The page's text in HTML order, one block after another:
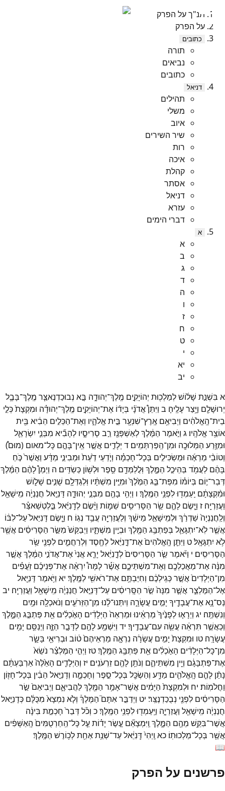
תנ"ך על הפרק
על הפרק
כתובים
תורה
נביאים
כתובים
דניאל
תהילים
משלי
איוב
שיר השירים
רות
איכה
קהלת
אסתר
דניאל
עזרא
דברי הימים
א
א
ב
ג
ד
ה
ו
ז
ח
ט
י
יא
יב
א בִּשְׁנַ֣ת שָׁל֔וֹשׁלְמַלְכ֖וּת יְהוֹיָקִ֣ים מֶֽלֶךְ־יְהוּדָ֑ה בָּ֣א נְבוּכַדְנֶאצַּ֧ר מֶֽלֶךְ־בָּבֶ֛ל
יְרוּשָׁלִַ֖ם וַיָּ֥צַרעָלֶֽיהָ׃ ב וַיִּתֵּן֩אֲדֹנָ֨י בְּיָד֜וֹ אֶת־יְהוֹיָקִ֣ים מֶֽלֶךְ־יְהוּדָ֗ה וּמִקְצָת֙כְּלֵ֣י
בֵית־הָֽאֱלֹהִ֔ים וַיְבִיאֵ֥ם אֶֽרֶץ־שִׁנְעָ֖ר בֵּ֣יתאֱלֹהָ֑יו וְאֶת־הַכֵּלִ֣ים הֵבִ֔יא בֵּ֖ית
אוֹצַ֥ראֱלֹהָֽיו׃ ג וַיֹּ֣אמֶר הַמֶּ֔לֶךְלְאַשְׁפְּנַ֖ז רַ֣ב סָרִיסָ֑יו לְהָבִ֞יא מִבְּנֵ֧י יִשְׂרָאֵ֛ל
וּמִזֶּ֥רַע הַמְּלוּכָ֖ה וּמִן־הַֽפַּרְתְּמִֽים׃ ד יְלָדִ֣ים אֲשֶׁ֣ראֵֽין־בָּהֶ֣ם כָּל־מאום (מוּם֩)
וְטוֹבֵ֨י מַרְאֶ֜ה וּמַשְׂכִּילִ֣ים בְּכָל־חָכְמָ֗ה וְיֹ֤דְעֵי דַ֙עַת֙ וּמְבִינֵ֣י מַדָּ֔ע וַאֲשֶׁר֙כֹּ֣חַ
בָּהֶ֔ם לַעֲמֹ֖ד בְּהֵיכַ֣ל הַמֶּ֑לֶךְ וּֽלֲלַמְּדָ֥ם סֵ֖פֶר וּלְשׁ֥וֹן כַּשְׂדִּֽים׃ ה וַיְמַן֩לָהֶ֨ם הַמֶּ֜לֶךְ
דְּבַר־י֣וֹם בְּיוֹמ֗וֹ מִפַּת־בַּ֤ג הַמֶּ֙לֶךְ֙ וּמִיֵּ֣ין מִשְׁתָּ֔יו וּֽלְגַדְּלָ֖ם שָׁנִ֣ים שָׁל֑וֹשׁ
וּמִ֨קְצָתָ֔ם יַֽעַמְד֖וּלִפְנֵ֥י הַמֶּֽלֶךְ׃ ו וַיְהִ֥י בָהֶ֖ם מִבְּנֵ֣י יְהוּדָ֑ה דָּנִיֵּ֣אל חֲנַנְיָ֔ה מִֽישָׁאֵ֖ל
וַעֲזַרְיָֽה׃ ז וַיָּ֧שֶׂם לָהֶ֛ם שַׂ֥ר הַסָּרִיסִ֖ים שֵׁמ֑וֹת וַיָּ֨שֶׂם לְדָֽנִיֵּ֜אל בֵּ֣לְטְשַׁאצַּ֗ר
וְלַֽחֲנַנְיָה֙ שַׁדְרַ֔ךְ וּלְמִֽישָׁאֵ֣ל מֵישַׁ֔ךְ וְלַעֲזַרְיָ֖ה עֲבֵ֥ד נְגֽוֹ׃ ח וַיָּ֤שֶׂם דָּנִיֵּאל֙עַל־לִבּ֔וֹ
אֲשֶׁ֧רלֹֽא־יִתְגָּאַ֛ל בְּפַתְבַּ֥ג הַמֶּ֖לֶךְ וּבְיֵ֣ין מִשְׁתָּ֑יו וַיְבַקֵּשׁ֙ מִשַּׂ֣ר הַסָּרִיסִ֔ים אֲשֶׁ֖ר
לֹ֥א יִתְגָּאָֽל׃ט וַיִּתֵּ֤ן הָֽאֱלֹהִים֙אֶת־דָּ֣נִיֵּ֔אללְחֶ֖סֶד וּֽלְרַחֲמִ֑ים לִפְנֵ֖י שַׂ֥ר
הַסָּרִיסִֽים׃ י וַיֹּ֜אמֶר שַׂ֤ר הַסָּרִיסִים֙לְדָ֣נִיֵּ֔אל יָרֵ֤אאֲנִי֙אֶת־אֲדֹנִ֣י הַמֶּ֔לֶךְאֲשֶׁ֣ר
מִנָּ֔ה אֶת־מַאֲכַלְכֶ֖ם וְאֶת־מִשְׁתֵּיכֶ֑ם אֲשֶׁ֡רלָמָּה֩ יִרְאֶ֨ה אֶת־פְּנֵיכֶ֜ם זֹֽעֲפִ֗ים
מִן־הַיְלָדִים֙אֲשֶׁ֣רכְּגִֽילְכֶ֔ם וְחִיַּבְתֶּ֥ם אֶת־רֹאשִׁ֖י לַמֶּֽלֶךְ׃ יא וַיֹּ֥אמֶרדָּנִיֵּ֖אל
אֶל־הַמֶּלְצַ֑ראֲשֶׁ֤ר מִנָּה֙ שַׂ֣ר הַסָּֽרִיסִ֔ים עַל־דָּנִיֵּ֣אל חֲנַנְיָ֔ה מִֽישָׁאֵ֖ל וַעֲזַרְיָֽה׃ יב
נַס־נָ֥אאֶת־עֲבָדֶ֖יךָ יָמִ֣ים עֲשָׂרָ֑ה וְיִתְּנוּ־לָ֜נוּ מִן־הַזֵּרֹעִ֛ים וְנֹאכְלָ֖ה וּמַ֥יִם
וְנִשְׁתֶּֽה׃ יג וְיֵרָא֤וּלְפָנֶ֙יךָ֙ מַרְאֵ֔ינוּ וּמַרְאֵה֙ הַיְלָדִ֔ים הָאֹ֣כְלִ֔ים אֵ֖ת פַּתְבַּ֣ג הַמֶּ֑לֶךְ
וְכַאֲשֶׁ֣ר תִּרְאֵ֔ה עֲשֵׂ֖ה עִם־עֲבָדֶֽיךָ׃ יד וַיִּשְׁמַ֥עלָהֶ֖ם לַדָּבָ֣ר הַזֶּ֑ה וַיְנַסֵּ֖ם יָמִ֥ים
עֲשָׂרָֽה׃ טו וּמִקְצָת֙ יָמִ֣ים עֲשָׂרָ֔ה נִרְאָ֤ה מַרְאֵיהֶם֙ט֔וֹב וּבְרִיאֵ֖י בָּשָׂ֑ר
מִן־כָּל־הַיְלָדִ֔ים הָאֹ֣כְלִ֔ים אֵ֖ת פַּתְבַּ֥ג הַמֶּֽלֶךְ׃טז וַיְהִ֣י הַמֶּלְצַ֗ר נֹשֵׂא֙
אֶת־פַּתְבָּגָ֔ם וְיֵ֖ין מִשְׁתֵּיהֶ֑ם וְנֹתֵ֥ן לָהֶ֖ם זֵרְעֹנִֽים׃ יז וְהַיְלָדִ֤ים הָאֵ֙לֶּה֙אַרְבַּעְתָּ֔ם
נָתַ֨ן לָהֶ֧ם הָֽאֱלֹהִ֛ים מַדָּ֥ע וְהַשְׂכֵּ֖ל בְּכָל־סֵ֣פֶר וְחָכְמָ֑ה וְדָנִיֵּ֣אל הֵבִ֔ין בְּכָל־חָז֖וֹן
וַחֲלֹמֽוֹת׃ יח וּלְמִקְצָת֙ הַיָּמִ֔ים אֲשֶׁר־אָמַ֥ר הַמֶּ֖לֶךְלַהֲבִיאָ֑ם וַיְבִיאֵם֙ שַׂ֣ר
הַסָּרִיסִ֔ים לִפְנֵ֖י נְבֻכַדְנֶצַּֽר׃ יט וַיְדַבֵּ֣ראִתָּם֮ הַמֶּלֶךְ֒ וְלֹ֤א נִמְצָא֙ מִכֻּלָּ֔ם כְּדָנִיֵּ֣אל
חֲנַנְיָ֔ה מִֽישָׁאֵ֖ל וַעֲזַרְיָ֑ה וַיַּֽעַמְד֖וּלִפְנֵ֥י הַמֶּֽלֶךְ׃כ וְכֹ֗לדְּבַר֙ חָכְמַ֣ת בִּינָ֔ה
אֲשֶׁר־בִּקֵּ֥שׁ מֵהֶ֖ם הַמֶּ֑לֶךְ וַֽיִּמְצָאֵ֞ם עֶ֣שֶׂר יָד֗וֹתעַ֤לכָּל־הַֽחַרְטֻמִּים֙ הָֽאַשָּׁפִ֔ים
אֲשֶׁ֖ר בְּכָל־מַלְכוּתֽוֹ׃ כא וַֽיְהִי֙דָּֽנִיֵּ֔אלעַד־שְׁנַ֥תאַחַ֖תלְכ֥וֹרֶשׁ הַמֶּֽלֶךְ׃
📖
פרשנים על הפרק